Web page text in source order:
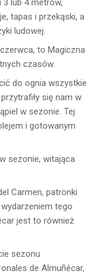
lub 4 metrów,
tapas i przekąski, a
ludowej.
to Magiczna
czasów.
do ognia wszystkie
się nam w
w sezonie. Tej
i gotowanym
sezonie, witająca
Carmen, patronki
tego
jest to również
sezonu
de Almuñécar,